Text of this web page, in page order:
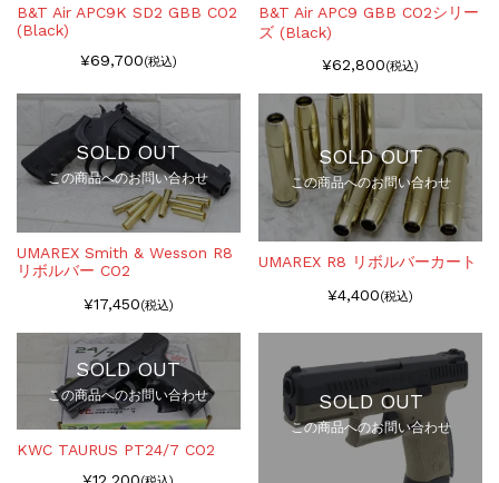
B&T Air APC9K SD2 GBB CO2
(Black)
¥69,700(税込)
B&T Air APC9 GBB CO2シリー
ズ (Black)
¥62,800(税込)
SOLD OUT
この商品へのお問い合わせ
UMAREX Smith & Wesson R8
リボルバー CO2
¥17,450(税込)
SOLD OUT
この商品へのお問い合わせ
UMAREX R8 リボルバーカート
¥4,400(税込)
SOLD OUT
この商品へのお問い合わせ
KWC TAURUS PT24/7 CO2
SOLD OUT
この商品へのお問い合わせ